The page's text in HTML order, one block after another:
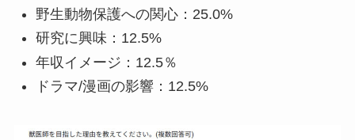
野生動物保護への関心：25.0%
研究に興味：12.5%
年収イメージ：12.5％
ドラマ/漫画の影響：12.5%